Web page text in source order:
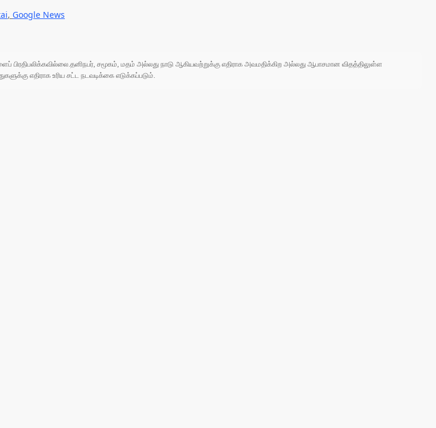
, Google News
பிரதிபலிக்கவில்லை.தனிநபர், சமூகம், மதம் அல்லது நாடு ஆகியவற்றுக்கு எதிராக அவமதிக்கிற அல்லது ஆபாசமான விதத்திலுள்ள
எதிராக உரிய சட்ட நடவடிக்கை எடுக்கப்படும்.